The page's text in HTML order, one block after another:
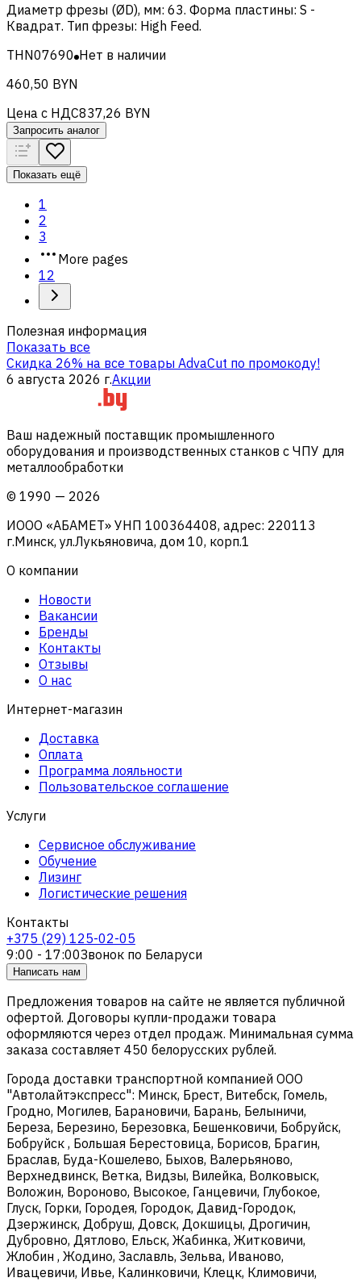
Диаметр фрезы (ØD), мм: 63. Форма пластины: S -
Квадрат. Тип фрезы: High Feed.
THN07690 Нет в наличии
460,50 BYN
Цена с НДС837,26 BYN
Запросить аналог
Показать ещё
1
2
3
More pages
12
Полезная информация
Показать все
Скидка 26% на все товары AdvaCut по промокоду!
6 августа 2026 г.Акции
Ваш надежный поставщик промышленного
оборудования и производственных станков с ЧПУ для
металлообработки
© 1990 — 2026
ИООО «АБАМЕТ» УНП 100364408, адрес: 220113
г.Минск, ул.Лукьяновича, дом 10, корп.1
О компании
Новости
Вакансии
Бренды
Контакты
Отзывы
О нас
Интернет-магазин
Доставка
Оплата
Программа лояльности
Пользовательское соглашение
Услуги
Сервисное обслуживание
Обучение
Лизинг
Логистические решения
Контакты
+375 (29) 125-02-05
9:00 - 17:00Звонок по Беларуси
Написать нам
Предложения товаров на сайте не является публичной
офертой. Договоры купли-продажи товара
оформляются через отдел продаж. Минимальная сумма
заказа составляет 450 белорусских рублей.
Города доставки транспортной компанией ООО
"Автолайтэкспресс": Минск, Брест, Витебск, Гомель,
Гродно, Могилев, Барановичи, Барань, Белыничи,
Береза, Березино, Березовка, Бешенковичи, Бобруйск,
Бобруйск , Большая Берестовица, Борисов, Брагин,
Браслав, Буда-Кошелево, Быхов, Валерьяново,
Верхнедвинск, Ветка, Видзы, Вилейка, Волковыск,
Воложин, Вороново, Высокое, Ганцевичи, Глубокое,
Глуск, Горки, Городея, Городок, Давид-Городок,
Дзержинск, Добруш, Довск, Докшицы, Дрогичин,
Дубровно, Дятлово, Ельск, Жабинка, Житковичи,
Жлобин , Жодино, Заславль, Зельва, Иваново,
Ивацевичи, Ивье, Калинковичи, Клецк, Климовичи,